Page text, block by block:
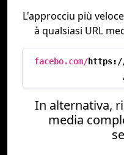
L'approcciu più
à qualsiasi URL
facebo.com/https://
In alternativa,
media